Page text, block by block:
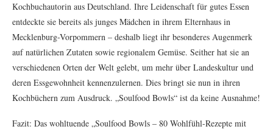
Kochbuchautorin aus Deutschland. Ihre Leidenschaft für gutes Essen
entdeckte sie bereits als junges Mädchen in ihrem Elternhaus in
Mecklenburg-Vorpommern – deshalb liegt ihr besonderes Augenmerk
auf natürlichen Zutaten sowie regionalem Gemüse. Seither hat sie an
verschiedenen Orten der Welt gelebt, um mehr über Landeskultur und
deren Essgewohnheit kennenzulernen. Dies bringt sie nun in ihren
Kochbüchern zum Ausdruck. „Soulfood Bowls“ ist da keine Ausnahme!
Fazit: Das wohltuende „Soulfood Bowls – 80 Wohlfühl-Rezepte mit